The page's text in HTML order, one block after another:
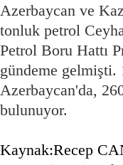
Azerbaycan ve
tonluk petrol
Petrol Boru Hattı
gündeme
Azerbaycan'da,
bulunuyor.
Kaynak:Recep